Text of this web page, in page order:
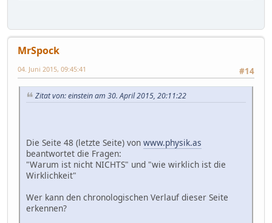
MrSpock
#14
04. Juni 2015, 09:45:41
Zitat von: einstein am 30. April 2015, 20:11:22
Die Seite 48 (letzte Seite) von www.physik.as
beantwortet die Fragen:
"Warum ist nicht NICHTS" und "wie wirklich ist die
Wirklichkeit"
Wer kann den chronologischen Verlauf dieser Seite
erkennen?